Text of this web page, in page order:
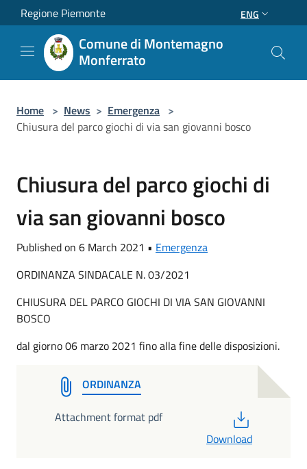
Salta al contenuto principale
Regione Piemonte ENG
Comune di Montemagno
Monferrato
Home > News > Emergenza >
Chiusura del parco giochi di via san giovanni bosco
Chiusura del parco giochi di
via san giovanni bosco
Published on 6 March 2021 • Emergenza
ORDINANZA SINDACALE N. 03/2021
CHIUSURA DEL PARCO GIOCHI DI VIA SAN GIOVANNI
BOSCO
dal giorno 06 marzo 2021 fino alla fine delle disposizioni.
ORDINANZA
Attachment format pdf
Download